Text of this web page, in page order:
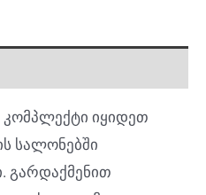
კომპლექტი იყიდეთ
სალონებში
გარდაქმენით